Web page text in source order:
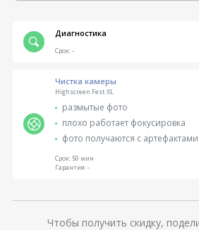
Диагностика
Срок:-
Чистка камеры
Highscreen Fest XL
размытые фото
плохо работает фокусировка
фото получаются с артефактами
Срок:50 мин
Гарантия:-
Чтобы получить скидку,